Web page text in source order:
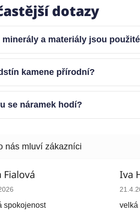
dotazy
minerály a materiály jsou
kamene přírodní?
se náramek hodí?
Fialová
obchodu je 5 z 5 hvězdiček.
spokojenost
Iva
velká